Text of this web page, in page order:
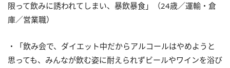
限って飲みに誘われてしまい、暴飲暴食」（24歳／運輸・倉
庫／営業職）
・「飲み会で、ダイエット中だからアルコールはやめようと
思っても、みんなが飲む姿に耐えられずビールやワインを浴び